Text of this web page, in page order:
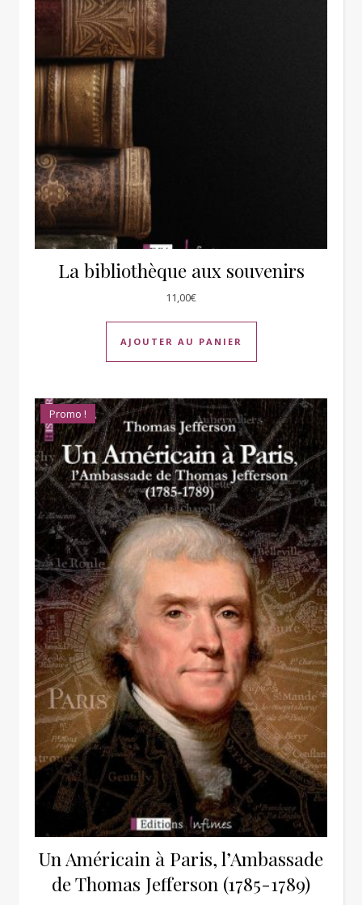
La bibliothèque aux souvenirs
11,00€
AJOUTER AU PANIER
Promo !
Un Américain à Paris, l’Ambassade
de Thomas Jefferson (1785-1789)